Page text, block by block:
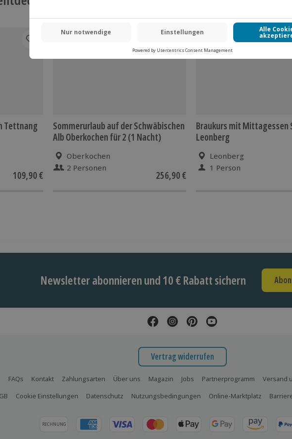
Tettnang
109,90 €
Sommerurlaub auf der Schwäbischen
Alb Oberkochen für 2 (1 Nacht)
Oberkochen
2 Personen
256,90 €
Braukurs mit
Leonberg
Leonberg
1 Person
Newsletter abonnieren und 10 € Rabatt sichern
Vertrag widerrufen
FAQs Kontakt Zahlungsarten Über uns Magazin Jobs Partnerprogramm
Versand
Cookie Einstellungen Datenschutz Nutzungsbedingungen Online-Marktplatz
RECHNUNG